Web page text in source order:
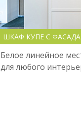
ШКАФ КУПЕ С
Белое линейное
для любого